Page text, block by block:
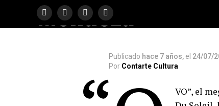
Mendoza
Publicado hace 7 años, el 24/07/
Por Contarte Cultura
VO”, el